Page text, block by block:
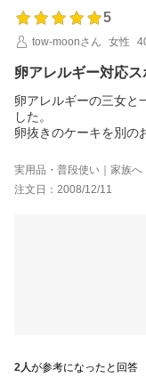
5
tow-moonさん
女性
卵アレルギー対応
卵アレルギーの三女と
した。
卵抜きのケーキを別の
ぱさぱさしていてあ
ると思います。
感じ的には市販の高
ぐらいきめ細やかにし
実用品・普段使い｜家族へ
注文日：2008/12/11
2人が参考になったと回答